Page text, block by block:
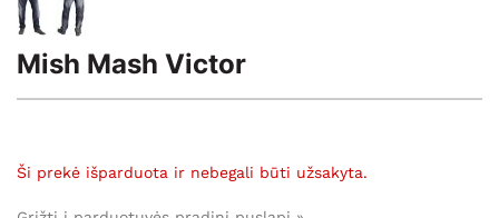
Mish Mash Victor
Ši prekė išparduota ir nebegali būti užsakyta.